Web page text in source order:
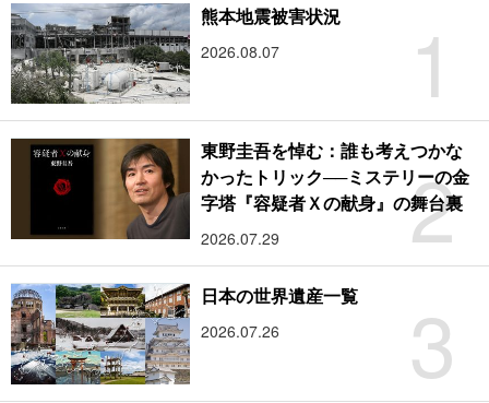
1
熊本地震被害状況
2026.08.07
2
東野圭吾を悼む：誰も考えつかな
かったトリック──ミステリーの金
字塔『容疑者Ｘの献身』の舞台裏
2026.07.29
3
日本の世界遺産一覧
2026.07.26